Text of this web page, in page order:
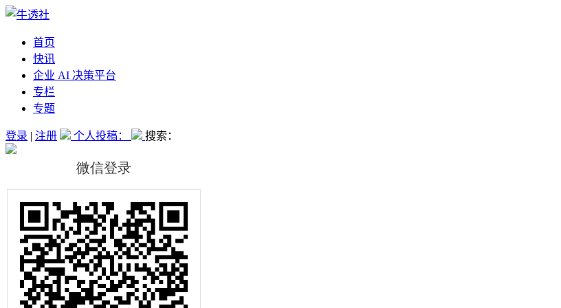
首页
快讯
企业 AI 决策平台
专栏
专题
登录 | 注册 个人投稿： 搜索：